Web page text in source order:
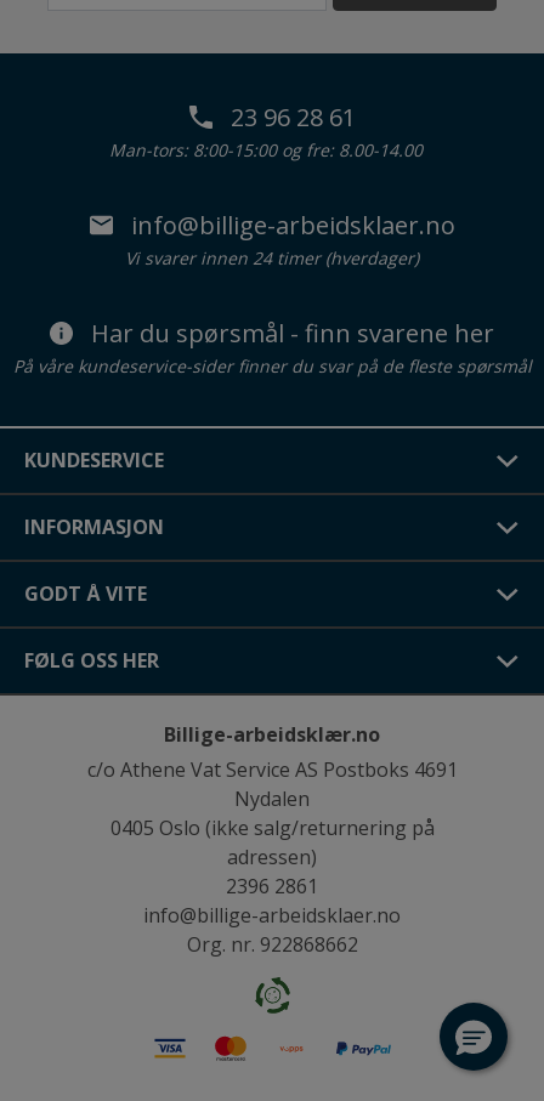
23 96 28 61
Man-tors: 8:00-15:00 og fre: 8.00-14.00
info@billige-arbeidsklaer.no
Vi svarer innen 24 timer (hverdager)
Har du spørsmål - finn svarene her
På våre kundeservice-sider finner du svar på de fleste spørsmål
KUNDESERVICE
INFORMASJON
GODT Å VITE
FØLG OSS HER
Billige-arbeidsklær.no
c/o Athene Vat Service AS Postboks 4691
Nydalen
0405 Oslo (ikke salg/returnering på
adressen)
2396 2861
info@billige-arbeidsklaer.no
Org. nr. 922868662